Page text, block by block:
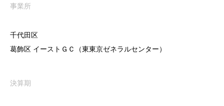
事業所
千代田区
葛飾区 イーストＧＣ（東東京ゼネラルセンター）
決算期